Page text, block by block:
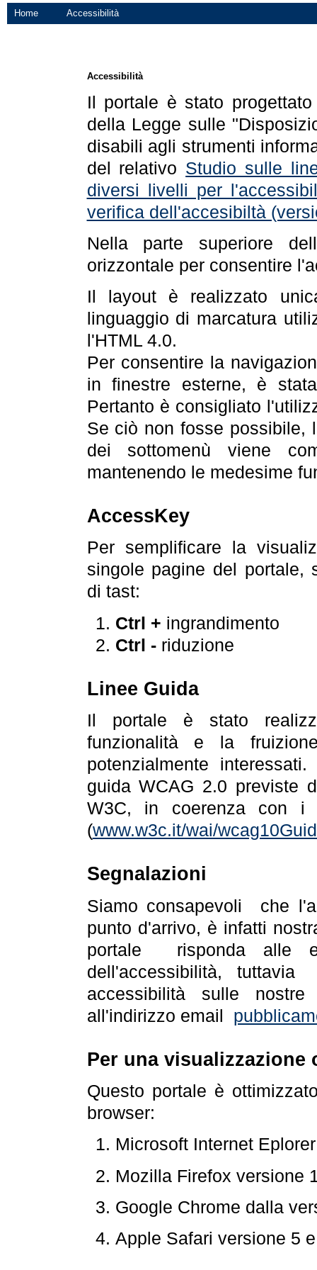
Home Accessibilità
Accessibilità
Il portale è stato
della Legge sulle
disabili agli strumenti
del relativo Studio sulle
diversi livelli per
verifica dell'accesibiltà
Nella parte superiore
orizzontale per consentire
Il layout è realizzato
linguaggio di marcatura
l'HTML 4.0.
Per consentire la
in finestre esterne, è
Pertanto è consigliato
Se ciò non fosse possibile,
dei sottomenù viene
mantenendo le medesime
AccessKey
Per semplificare la
singole pagine del portale,
di tast:
Ctrl + ingrandimento
Ctrl -riduzione
Linee Guida
Il portale è stato
funzionalità e la
potenzialmente
guida WCAG 2.0 previste
W3C, in coerenza con i
(www.w3c.it/wai/
Segnalazioni
Siamo consapevoli che
punto d'arrivo, è infatti
portale risponda alle
dell'accessibilità,
accessibilità sulle
all'indirizzo email
Per una visualizzazione
Questo portale è
browser:
Microsoft Internet
Mozilla Firefox versione
Google Chrome dalla
Apple Safari versione 5